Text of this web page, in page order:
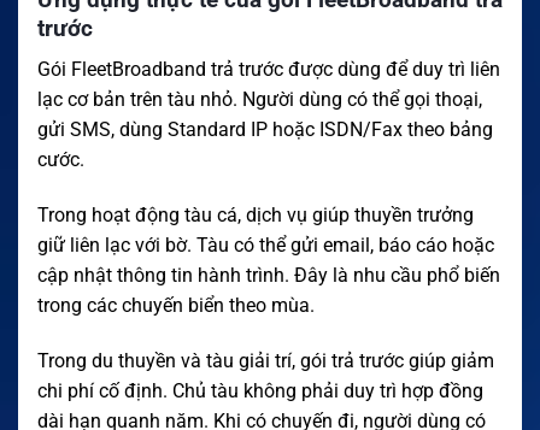
trước
Gói FleetBroadband trả trước được dùng để duy trì liên
lạc cơ bản trên tàu nhỏ. Người dùng có thể gọi thoại,
gửi SMS, dùng Standard IP hoặc ISDN/Fax theo bảng
cước.
Trong hoạt động tàu cá, dịch vụ giúp thuyền trưởng
giữ liên lạc với bờ. Tàu có thể gửi email, báo cáo hoặc
cập nhật thông tin hành trình. Đây là nhu cầu phổ biến
trong các chuyến biển theo mùa.
Trong du thuyền và tàu giải trí, gói trả trước giúp giảm
chi phí cố định. Chủ tàu không phải duy trì hợp đồng
dài hạn quanh năm. Khi có chuyến đi, người dùng có